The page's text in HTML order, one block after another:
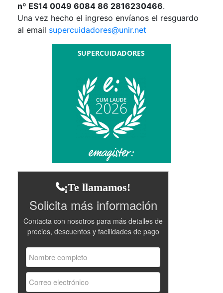
nº ES14 0049 6084 86 2816230466.
Una vez hecho el ingreso envíanos el resguardo
al email supercuidadores@unir.net
¡Te llamamos!
Solicita más información
Contacta con nosotros para más detalles de
precios, descuentos y facilidades de pago